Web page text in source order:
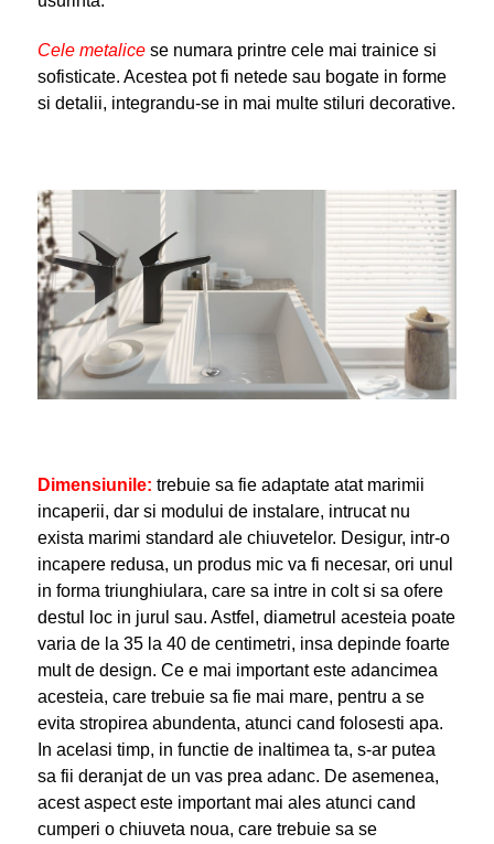
Cele metalicese numara printre cele mai trainice si
sofisticate. Acestea pot fi netede sau bogate in forme
si detalii, integrandu-se in mai multe stiluri decorative.
Dimensiunile: trebuie sa fie adaptate atat marimii
incaperii, dar si modului de instalare, intrucat nu
exista marimi standard ale chiuvetelor. Desigur, intr-o
incapere redusa, un produs mic va fi necesar, ori unul
in forma triunghiulara, care sa intre in colt si sa ofere
destul loc in jurul sau. Astfel, diametrul acesteia poate
varia de la 35 la 40 de centimetri, insa depinde foarte
mult de design. Ce e mai important este adancimea
acesteia, care trebuie sa fie mai mare, pentru a se
evita stropirea abundenta, atunci cand folosesti apa.
In acelasi timp, in functie de inaltimea ta, s-ar putea
sa fii deranjat de un vas prea adanc. De asemenea,
acest aspect este important mai ales atunci cand
cumperi o chiuveta noua, care trebuie sa se